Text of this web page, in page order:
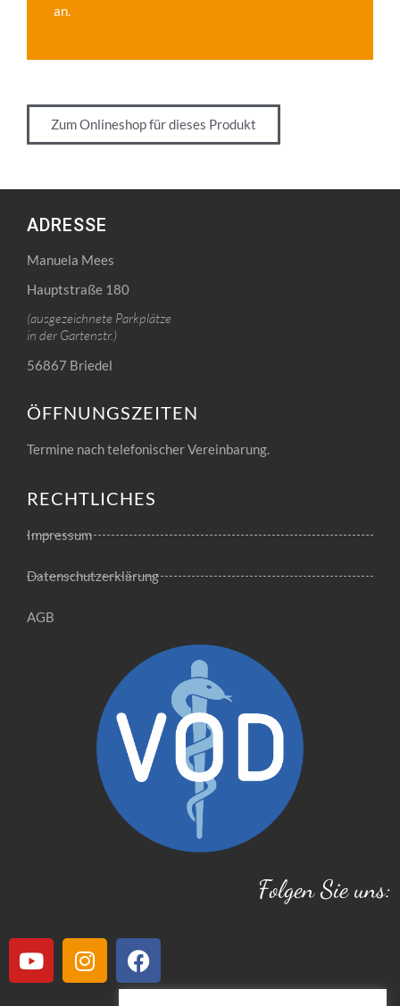
an.
Zum Onlineshop für dieses Produkt
ADRESSE
Manuela Mees
Hauptstraße 180
(ausgezeichnete Parkplätze
in der Gartenstr.)
56867 Briedel
ÖFFNUNGSZEITEN
Termine nach telefonischer Vereinbarung.
RECHTLICHES
Impressum
Datenschutzerklärung
AGB
Folgen Sie uns: